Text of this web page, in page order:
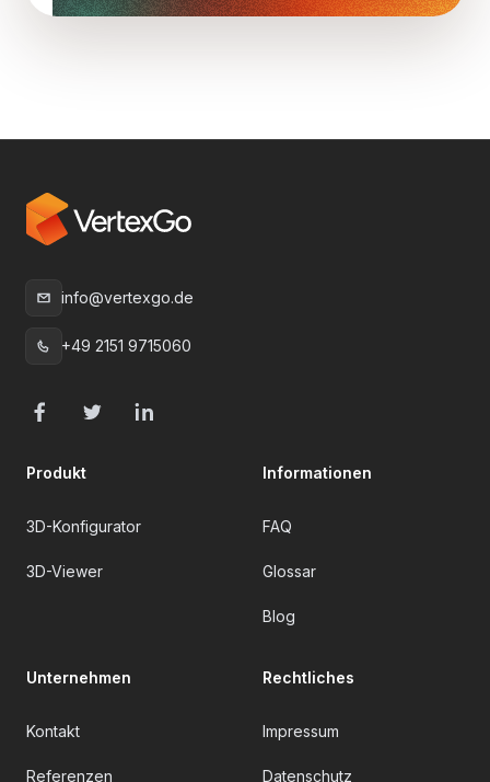
E-Mail:
info@vertexgo.de
Telefon:
+49 2151 9715060
FacebookTwitter LinkedIn
Produkt
3D-Konfigurator
3D-Viewer
Informationen
FAQ
Glossar
Blog
Unternehmen
Kontakt
Referenzen
Rechtliches
Impressum
Datenschutz